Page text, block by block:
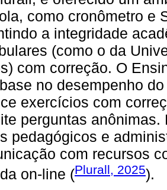
como cronômetro e
a integridade
(como o da
com correção. O
no desempenho
exercícios com
perguntas
pedagógicos e
com recursos
on-line (Plurall, 2025).